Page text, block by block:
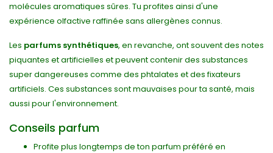
molécules aromatiques sûres. Tu profites ainsi d'une
expérience olfactive raffinée sans allergènes connus.
Les parfums synthétiques, en revanche, ont souvent des notes
piquantes et artificielles et peuvent contenir des substances
super dangereuses comme des phtalates et des fixateurs
artificiels. Ces substances sont mauvaises pour ta santé, mais
aussi pour l'environnement.
Conseils parfum
Profite plus longtemps de ton parfum préféré en